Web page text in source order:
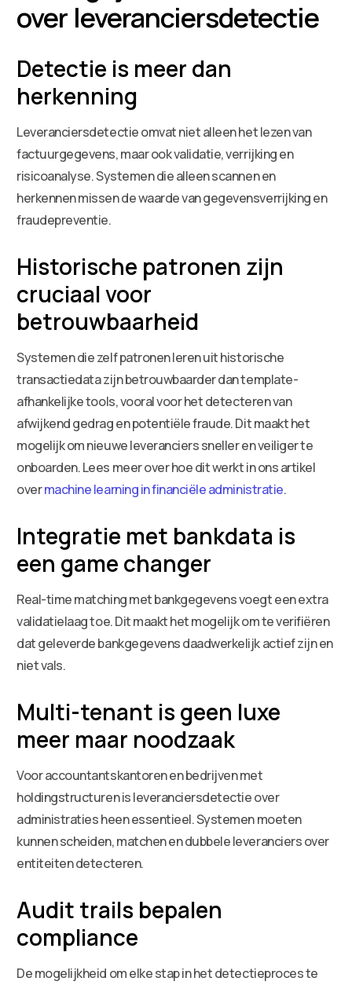
over leveranciersdetectie
Detectie is meer dan
herkenning
Leveranciersdetectie omvat niet alleen het lezen van
factuurgegevens, maar ook validatie, verrijking en
risicoanalyse. Systemen die alleen scannen en
herkennen missen de waarde van gegevensverrijking en
fraudepreventie.
Historische patronen zijn
cruciaal voor
betrouwbaarheid
Systemen die zelf patronen leren uit historische
transactiedata zijn betrouwbaarder dan template-
afhankelijke tools, vooral voor het detecteren van
afwijkend gedrag en potentiële fraude. Dit maakt het
mogelijk om nieuwe leveranciers sneller en veiliger te
onboarden. Lees meer over hoe dit werkt in ons artikel
overmachine learning in financiële administratie.
Integratie met bankdata is
een game changer
Real-time matching met bankgegevens voegt een extra
validatielaag toe. Dit maakt het mogelijk om te verifiëren
dat geleverde bankgegevens daadwerkelijk actief zijn en
niet vals.
Multi-tenant is geen luxe
meer maar noodzaak
Voor accountantskantoren en bedrijven met
holdingstructuren is leveranciersdetectie over
administraties heen essentieel. Systemen moeten
kunnen scheiden, matchen en dubbele leveranciers over
entiteiten detecteren.
Audit trails bepalen
compliance
De mogelijkheid om elke stap in het detectieproces te